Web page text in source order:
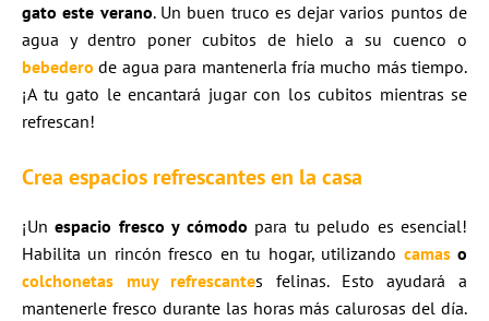
gato este verano. Un buen truco es dejar varios puntos de
agua y dentro poner cubitos de hielo a su cuenco o
bebedero de agua para mantenerla fría mucho más tiempo.
¡A tu gato le encantará jugar con los cubitos mientras se
refrescan!
Crea espacios refrescantes en la casa
¡Unespacio fresco y cómodo para tu peludo es esencial!
Habilita un rincón fresco en tu hogar, utilizando camas o
colchonetas muy refrescantes felinas. Esto ayudará a
mantenerle fresco durante las horas más calurosas del día.